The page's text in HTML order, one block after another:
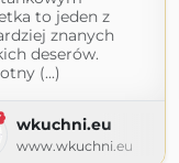
to jeden z
znanych
deserów.
(...)
wkuchni.eu
www.wkuchni.eu